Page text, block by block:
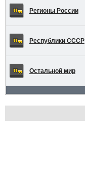
Регионы России
Республики СССР
Остальной мир